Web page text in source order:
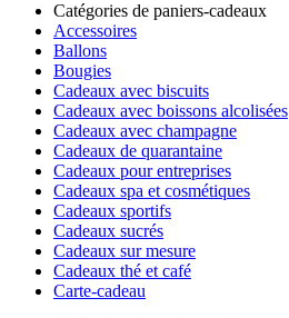
Catégories de paniers-cadeaux
Accessoires
Ballons
Bougies
Cadeaux avec biscuits
Cadeaux avec boissons alcolisées
Cadeaux avec champagne
Cadeaux de quarantaine
Cadeaux pour entreprises
Cadeaux spa et cosmétiques
Cadeaux sportifs
Cadeaux sucrés
Cadeaux sur mesure
Cadeaux thé et café
Carte-cadeau